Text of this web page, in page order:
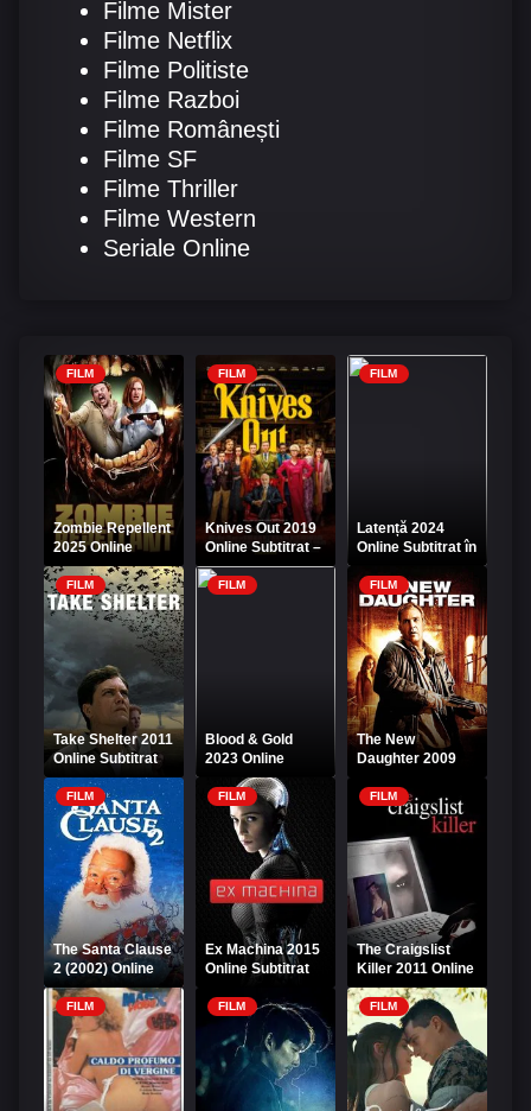
Filme Mister
Filme Netflix
Filme Politiste
Filme Razboi
Filme Românești
Filme SF
Filme Thriller
Filme Western
Seriale Online
FILM
Zombie Repellent
2025 Online
Subtitrat HD
FILM
Knives Out 2019
Online Subtitrat –
La cuțite, Mister
și Crime
FILM
Latență 2024
Online Subtitrat în
FILM
Take Shelter 2011
Online Subtitrat
FILM
Blood & Gold
2023 Online
Subtitrat
FILM
The New
Daughter 2009
FILM
The Santa Clause
2 (2002) Online
Subtitrat
FILM
Ex Machina 2015
Online Subtitrat
FILM
The Craigslist
Killer 2011 Online
Subtitrat
FILM FILM FILM